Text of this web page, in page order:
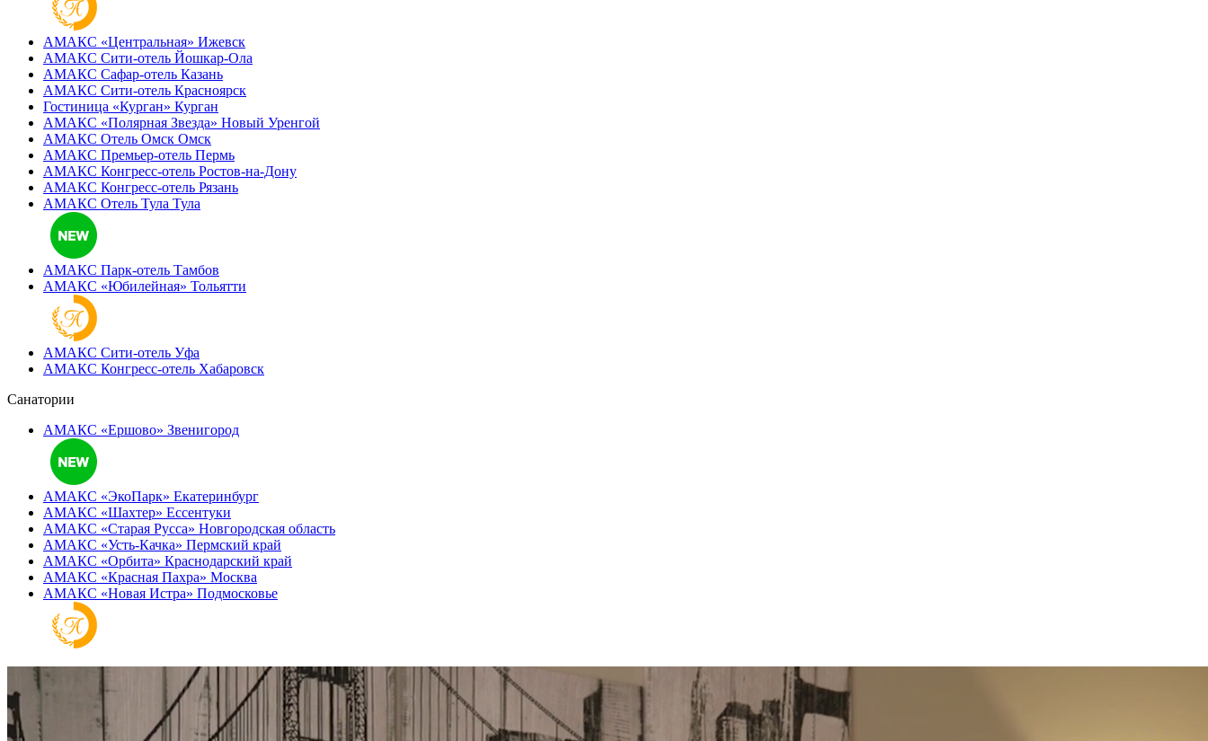
АМАКС «‎Центральная» Ижевск
АМАКС Сити-отель Йошкар-Ола
АМАКС Сафар-отель Казань
АМАКС Сити-отель Красноярск
Гостиница «‎Курган» Курган
АМАКС «Полярная Звезда» Новый Уренгой
АМАКС Отель ‎Омск Омск
АМАКС Премьер-отель Пермь
АМАКС Конгресс-отель Ростов-на-Дону
АМАКС Конгресс-отель Рязань
АМАКС Отель Тула Тула
АМАКС Парк-отель Тамбов
АМАКС «‎Юбилейная» Тольятти
АМАКС Сити-отель Уфа
АМАКС Конгресс-отель Хабаровск
Санатории
АМАКС «Ершово» Звенигород
АМАКС «ЭкоПарк» Екатеринбург
АМАКС «‎Шахтер» Ессентуки
АМАКС «‎Старая Русса» Новгородская область
АМАКС «‎Усть-Качка» Пермский край
АМАКС «‎Орбита» Краснодарский край
АМАКС «‎Красная Пахра» Москва
АМАКС «‎Новая Истра» Подмосковье